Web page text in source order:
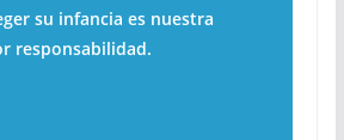
su infancia es nuestra
responsabilidad.